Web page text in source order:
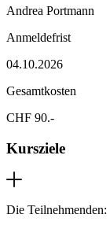
Andrea Portmann
Anmeldefrist
04.10.2026
Gesamtkosten
CHF 90.-
Kursziele
Die Teilnehmenden: